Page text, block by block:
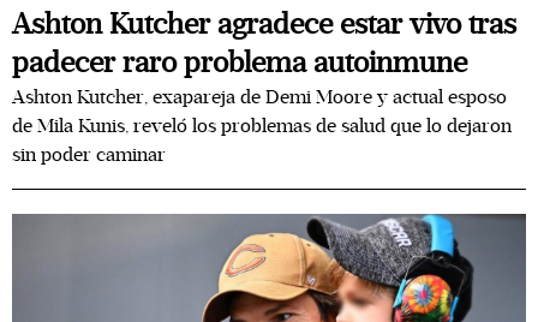
Ashton Kutcher agradece estar vivo tras
padecer raro problema autoinmune
Ashton Kutcher, exapareja de Demi Moore y actual esposo
de Mila Kunis, reveló los problemas de salud que lo dejaron
sin poder caminar